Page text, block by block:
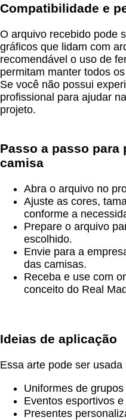
Compatibilidade e
O arquivo recebido pode
gráficos que lidam com
recomendável o uso de
permitam manter todos
Se você não possui
profissional para ajudar
projeto.
Passo a passo para
camisa
Abra o arquivo no
Ajuste as cores,
conforme a
Prepare o arquivo
escolhido.
Envie para a
das camisas.
Receba e use com
conceito do Real
Ideias de aplicação
Essa arte pode ser usada
Uniformes de
Eventos esportivos
Presentes